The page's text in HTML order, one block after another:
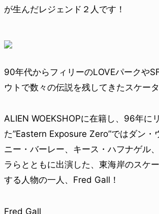
が生んだレジェンド２人です！
90年代からフィリーのLOVEパークや
ウトで数々の伝説を残してきたスケータ
ALIEN WOEKSHOPに在籍し、96年に
た”Eastern Exposure Zero”ではダン・
ニー・バーレー、キース・ハフナゲル
ラらとともに出演した、東海岸のスケ
する人物の一人、Fred Gall！
Fred Gall